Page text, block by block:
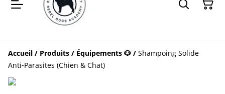
Accueil / Produits / Équipements 🐶 / Shampoing Solide
Anti‑Parasites (Chien & Chat)